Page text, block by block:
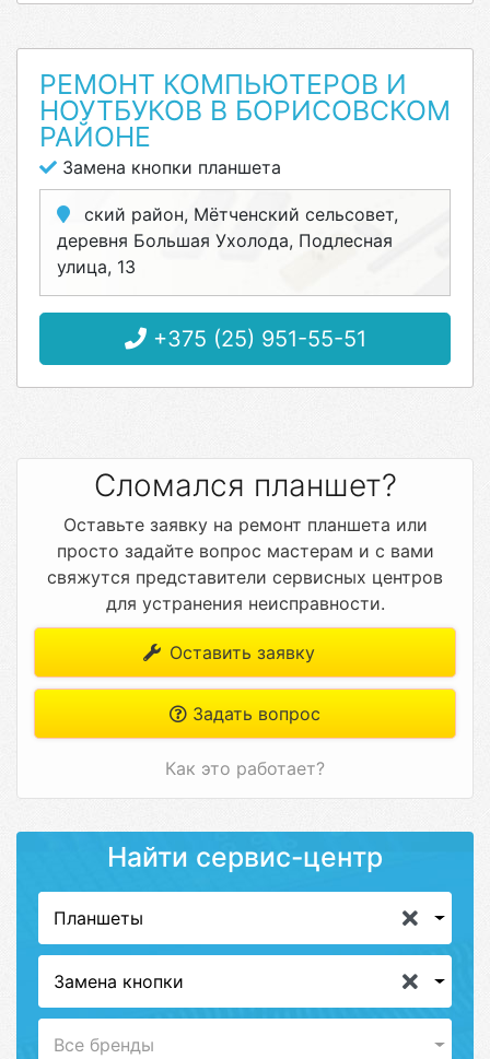
РЕМОНТ КОМПЬЮТЕРОВ И
НОУТБУКОВ В БОРИСОВСКОМ
РАЙОНЕ
Замена кнопки планшета
ский район, Мётченский сельсовет,
деревня Большая Ухолода, Подлесная
улица, 13
+375 (25) 951-55-51
Сломался планшет?
Оставьте заявку на ремонт планшета или
просто задайте вопрос мастерам и с вами
свяжутся представители сервисных центров
для устранения неисправности.
Оставить заявку
Задать вопрос
Как это работает?
Найти сервис-центр
Планшеты
Замена кнопки
Все бренды